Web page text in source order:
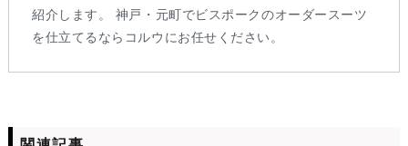
紹介します。 神戸・元町でビスポークのオーダースーツ
を仕立てるならコルウにお任せください。